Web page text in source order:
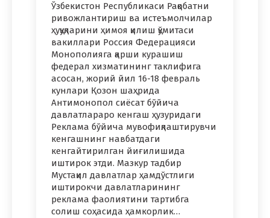
Ўзбекистон Республикаси Рақобатни
ривожлантириш ва истеъмолчилар
ҳуқуқларини ҳимоя қилиш қўмитаси
вакиллари Россия Федерацияси
Монополияга қарши курашиш
федерал хизматининг таклифига
асосан, жорий йил 16-18 февраль
кунлари Қозон шаҳрида
Антимонопол сиёсат бўйича
давлатлараро кенгаш ҳузуридаги
Реклама бўйича мувофиқлаштирувчи
кенгашнинг навбатдаги
кенгайтирилган йиғилишида
иштирок этди. Мазкур тадбир
Мустақил давлатлар ҳамдўстлиги
иштирокчи давлатларининг
реклама фаолиятини тартибга
солиш соҳасида ҳамкорлик…